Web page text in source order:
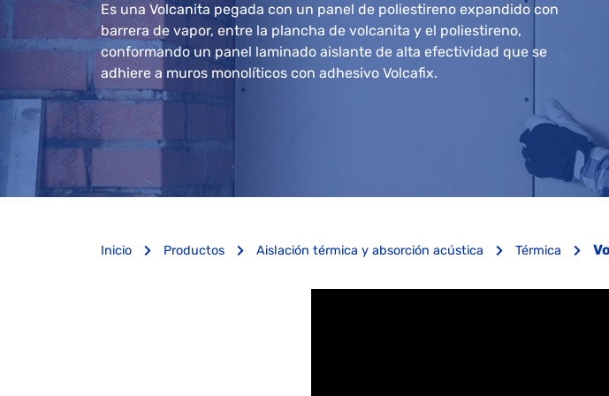
Es una Volcanita pegada con un panel de poliestireno expandido con
barrera de vapor, entre la plancha de volcanita y el poliestireno,
conformando un panel laminado aislante de alta efectividad que se
adhiere a muros monolíticos con adhesivo Volcafix.
Inicio Productos Aislación térmica y absorción acústica Térmica